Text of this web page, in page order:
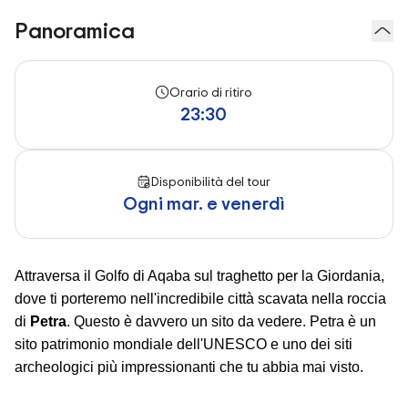
Panoramica
Orario di ritiro
23:30
Disponibilità del tour
Ogni mar. e venerdì
Attraversa il Golfo di Aqaba sul traghetto per la Giordania,
dove ti porteremo nell'incredibile città scavata nella roccia
di Petra. Questo è davvero un sito da vedere. Petra è un
sito patrimonio mondiale dell'UNESCO e uno dei siti
archeologici più impressionanti che tu abbia mai visto.